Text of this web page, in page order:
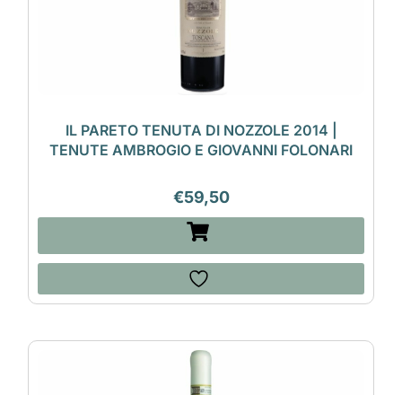
IL PARETO TENUTA DI NOZZOLE 2014 |
TENUTE AMBROGIO E GIOVANNI FOLONARI
€59,50